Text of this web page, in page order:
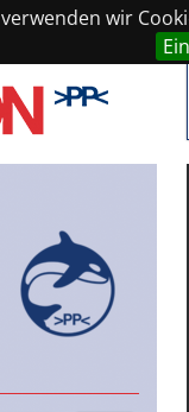
wir